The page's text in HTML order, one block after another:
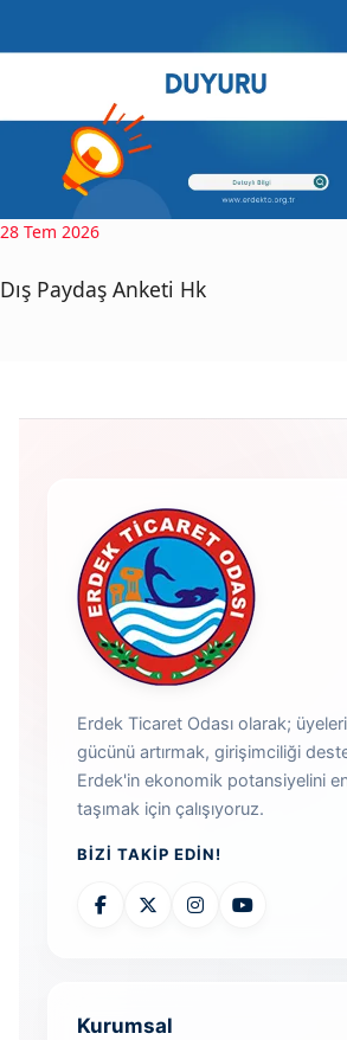
28 Tem 2026
Dış Paydaş Anketi Hk
Erdek Ticaret Odası olarak;
gücünü artırmak, girişimciliği
Erdek'in ekonomik potansiyelini
taşımak için çalışıyoruz.
BIZI TAKIP EDIN!
Kurumsal